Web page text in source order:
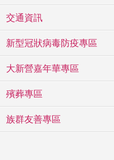
交通資訊
新型冠狀病毒防疫專區
大新營嘉年華專區
殯葬專區
族群友善專區